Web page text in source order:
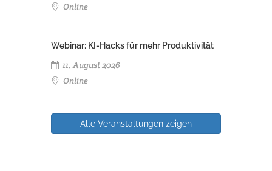
Online
Webinar: KI-Hacks für mehr Produktivität
11. August 2026
Online
Alle Veranstaltungen zeigen